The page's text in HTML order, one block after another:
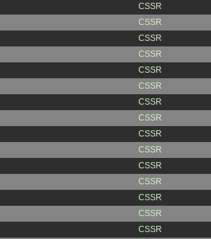
CSSR
CSSR
CSSR
CSSR
CSSR
CSSR
CSSR
CSSR
CSSR
CSSR
CSSR
CSSR
CSSR
CSSR
CSSR